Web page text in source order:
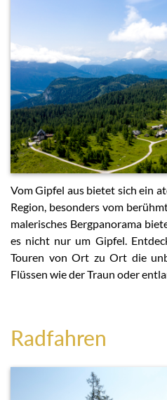
Vom Gipfel aus bietet sich ein
Region, besonders vom
malerisches Bergpanorama
es nicht nur um Gipfel.
Touren von Ort zu Ort die
Flüssen wie der Traun oder
Radfahren